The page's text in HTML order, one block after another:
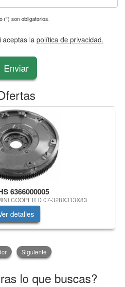
(*) son obligatorios.
aceptas la política de privacidad.
Enviar
6366000005
COOPER D 07-328X313X83
detalles
Siguiente
lo que buscas?